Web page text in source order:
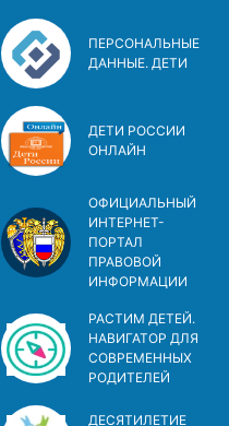
ПЕРСОНАЛЬНЫЕ
ДАННЫЕ. ДЕТИ
ДЕТИ РОССИИ
ОНЛАЙН
ОФИЦИАЛЬНЫЙ
ИНТЕРНЕТ-
ПОРТАЛ
ПРАВОВОЙ
ИНФОРМАЦИИ
РАСТИМ ДЕТЕЙ.
НАВИГАТОР ДЛЯ
СОВРЕМЕННЫХ
РОДИТЕЛЕЙ
ДЕСЯТИЛЕТИЕ